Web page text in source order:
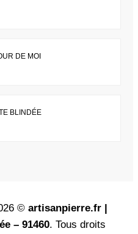
DE MOI
BLINDÉE
© artisanpierre.fr |
– 91460. Tous droits